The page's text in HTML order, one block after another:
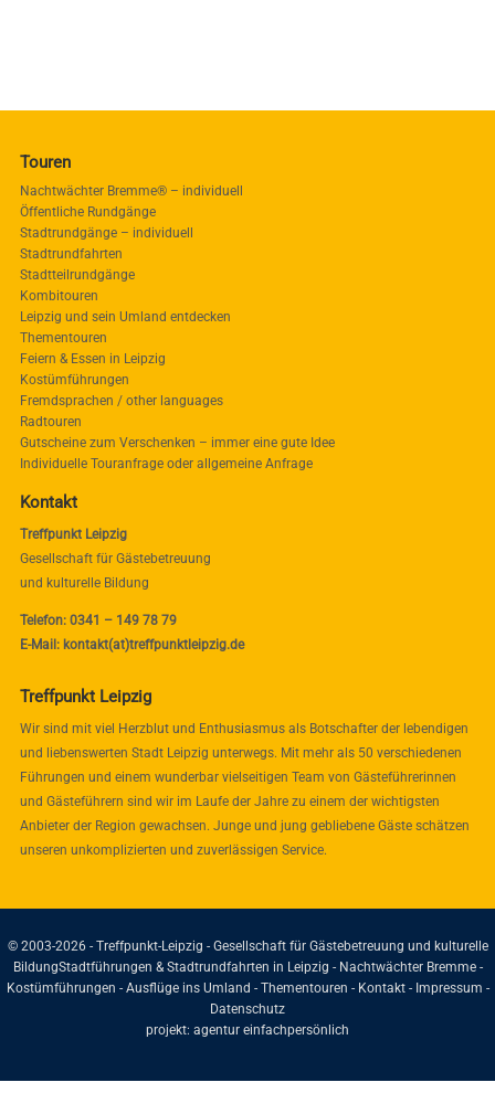
Touren
Nachtwächter Bremme® – individuell
Öffentliche Rundgänge
Stadtrundgänge – individuell
Stadtrundfahrten
Stadtteilrundgänge
Kombitouren
Leipzig und sein Umland entdecken
Thementouren
Feiern & Essen in Leipzig
Kostümführungen
Fremdsprachen / other languages
Radtouren
Gutscheine zum Verschenken – immer eine gute Idee
Individuelle Touranfrage oder allgemeine Anfrage
Kontakt
Treffpunkt Leipzig
Gesellschaft für Gästebetreuung
und kulturelle Bildung
Telefon: 0341 – 149 78 79
E-Mail: kontakt(at)treffpunktleipzig.de
Treffpunkt Leipzig
Wir sind mit viel Herzblut und Enthusiasmus als Botschafter der lebendigen
und liebenswerten Stadt Leipzig unterwegs. Mit mehr als 50 verschiedenen
Führungen und einem wunderbar vielseitigen Team von Gästeführerinnen
und Gästeführern sind wir im Laufe der Jahre zu einem der wichtigsten
Anbieter der Region gewachsen. Junge und jung gebliebene Gäste schätzen
unseren unkomplizierten und zuverlässigen Service.
© 2003-2026 - Treffpunkt-Leipzig - Gesellschaft für Gästebetreuung und kulturelle
BildungStadtführungen & Stadtrundfahrten in Leipzig - Nachtwächter Bremme -
Kostümführungen - Ausflüge ins Umland - Thementouren - Kontakt- Impressum -
Datenschutz
projekt: agentur einfachpersönlich